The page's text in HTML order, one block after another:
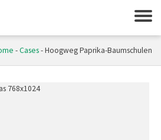
-Cases-Hoogweg Paprika-Baumschulen